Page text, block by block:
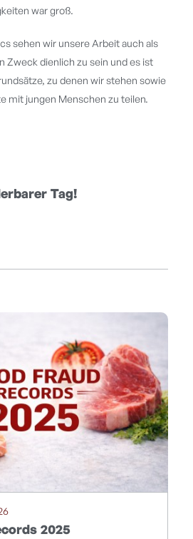
war groß.
sehen wir unsere Arbeit auch als
Zweck dienlich zu sein und es ist
zu denen wir stehen sowie
mit jungen Menschen zu teilen.
Tag!
2025